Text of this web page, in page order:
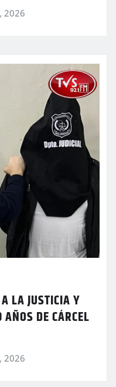
2026
LA JUSTICIA Y
DE CÁRCEL
2026